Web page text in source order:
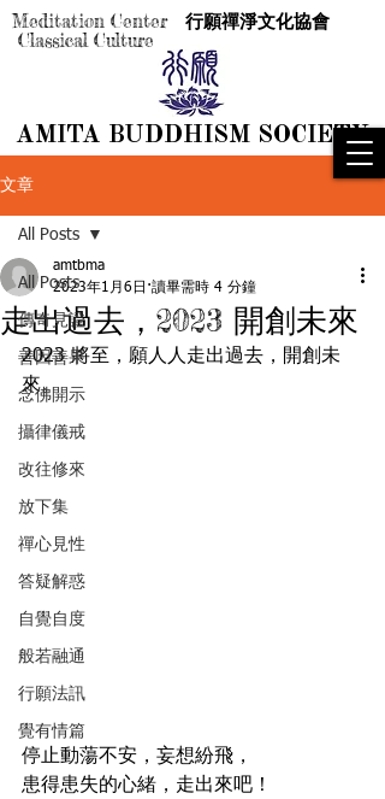
AMITA BUDDHISM SOCIETY
AMITA BUDDHISM SOCIETY
Meditation Center 行願禪淨文化協會
Classical Culture
文章
All Posts
傳奇見證
善因善果
念佛開示
攝律儀戒
改往修來
放下集
禪心見性
答疑解惑
自覺自度
般若融通
行願法訊
覺有情篇
All Posts
走出過去，2023 開創未來
amtbma
2023年1月6日 讀畢需時 4 分鐘
2023 將至，願人人走出過去，開創未
來。
停止動蕩不安，妄想紛飛，
患得患失的心緒，走出來吧！